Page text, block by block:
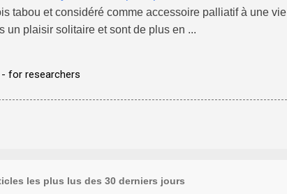
tabou et considéré comme accessoire palliatif à une vie
un plaisir solitaire et sont de plus en ...
- for researchers
les plus lus des 30 derniers jours